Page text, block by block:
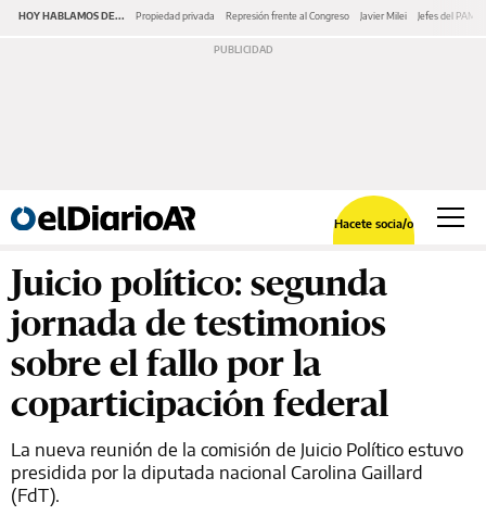
HOY HABLAMOS DE... Propiedad privada Represión frente al Congreso Javier Milei Jefes del PAMI
Hacete socia/o
Juicio político: segunda
jornada de testimonios
sobre el fallo por la
coparticipación federal
La nueva reunión de la comisión de Juicio Político estuvo
presidida por la diputada nacional Carolina Gaillard
(FdT).